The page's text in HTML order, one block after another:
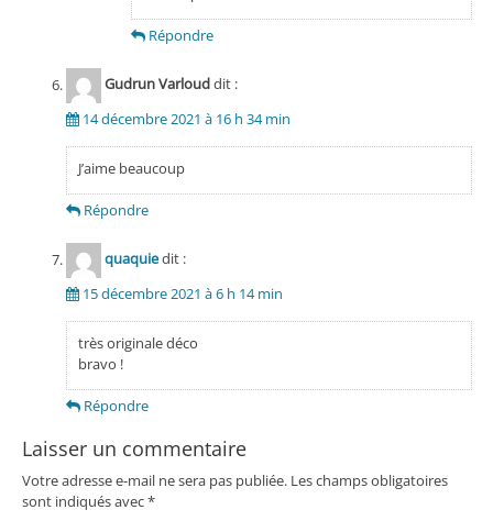
Répondre
Gudrun Varlouddit :
14 décembre 2021 à 16 h 34 min
J’aime beaucoup
Répondre
quaquiedit :
15 décembre 2021 à 6 h 14 min
très originale déco
bravo !
Répondre
Laisser un commentaire
Votre adresse e-mail ne sera pas publiée. Les champs obligatoires
sont indiqués avec*